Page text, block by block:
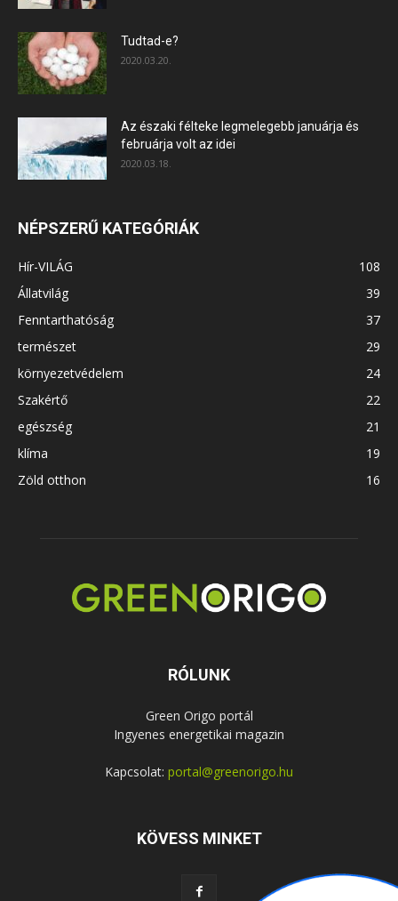
Tudtad-e?
2020.03.20.
Az északi félteke legmelegebb januárja és
februárja volt az idei
2020.03.18.
NÉPSZERŰ KATEGÓRIÁK
Hír-VILÁG
108
Állatvilág
39
Fenntarthatóság
37
természet
29
környezetvédelem
24
Szakértő
22
egészség
21
klíma
19
Zöld otthon
16
RÓLUNK
Green Origo portál
Ingyenes energetikai magazin
Kapcsolat: portal@greenorigo.hu
KÖVESS MINKET